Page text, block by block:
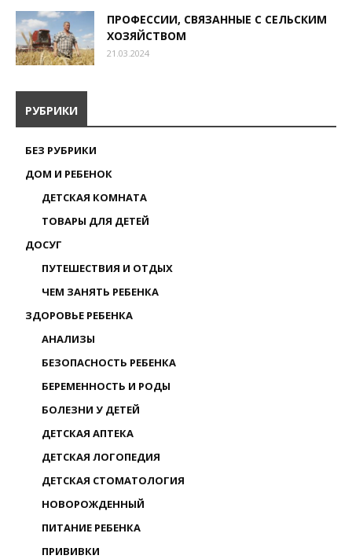
ПРОФЕССИИ, СВЯЗАННЫЕ С СЕЛЬСКИМ
ХОЗЯЙСТВОМ
21.03.2024
РУБРИКИ
БЕЗ РУБРИКИ
ДОМ И РЕБЕНОК
ДЕТСКАЯ КОМНАТА
ТОВАРЫ ДЛЯ ДЕТЕЙ
ДОСУГ
ПУТЕШЕСТВИЯ И ОТДЫХ
ЧЕМ ЗАНЯТЬ РЕБЕНКА
ЗДОРОВЬЕ РЕБЕНКА
АНАЛИЗЫ
БЕЗОПАСНОСТЬ РЕБЕНКА
БЕРЕМЕННОСТЬ И РОДЫ
БОЛЕЗНИ У ДЕТЕЙ
ДЕТСКАЯ АПТЕКА
ДЕТСКАЯ ЛОГОПЕДИЯ
ДЕТСКАЯ СТОМАТОЛОГИЯ
НОВОРОЖДЕННЫЙ
ПИТАНИЕ РЕБЕНКА
ПРИВИВКИ